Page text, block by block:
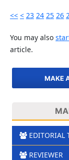
<< < 23 24 25 26
You may also
article.
MAKE
EDITORIAL
REVIEWER